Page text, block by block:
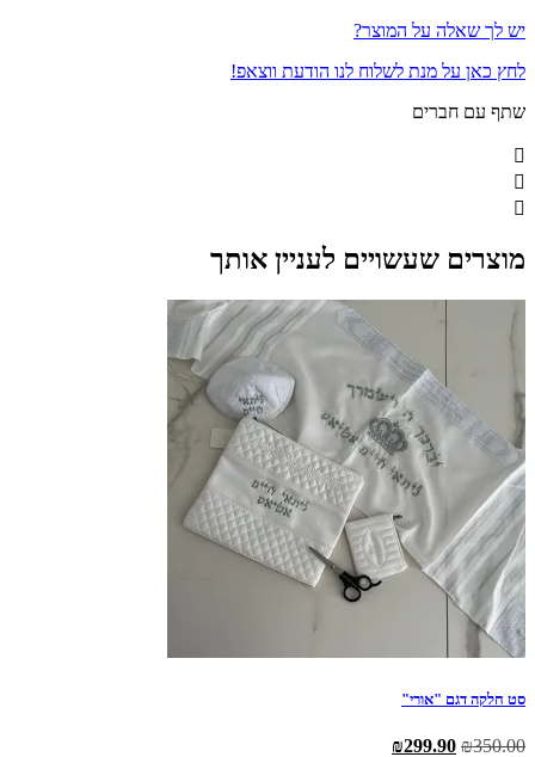
יש לך שאלה על המוצר?
לחץ כאן על מנת לשלוח לנו הודעת ווצאפ!
שתף עם חברים
מוצרים שעשויים לעניין אותך
סט חלקה דגם "אורי"
₪350.00
המחיר ₪299.90